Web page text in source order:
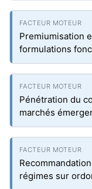
Premiumisation
formulations
Pénétration du
marchés
régimes sur